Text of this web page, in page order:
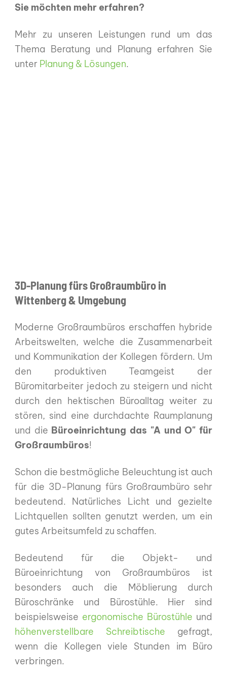
Sie möchten mehr erfahren?
Mehr zu unseren Leistungen rund um das
Thema Beratung und Planung erfahren Sie
unter Planung & Lösungen.
3D-Planung fürs Großraumbüro in
Wittenberg & Umgebung
Moderne Großraumbüros erschaffen hybride
Arbeitswelten, welche die Zusammenarbeit
und Kommunikation der Kollegen fördern. Um
den produktiven Teamgeist der
Büromitarbeiter jedoch zu steigern und nicht
durch den hektischen Büroalltag weiter zu
stören, sind eine durchdachte Raumplanung
und die Büroeinrichtung das "A und O" für
Großraumbüros!
Schon die bestmögliche Beleuchtung ist auch
für die 3D-Planung fürs Großraumbüro sehr
bedeutend. Natürliches Licht und gezielte
Lichtquellen sollten genutzt werden, um ein
gutes Arbeitsumfeld zu schaffen.
Bedeutend für die Objekt- und
Büroeinrichtung von Großraumbüros ist
besonders auch die Möblierung durch
Büroschränke und Bürostühle. Hier sind
beispielsweise ergonomische Bürostühle und
höhenverstellbare Schreibtische gefragt,
wenn die Kollegen viele Stunden im Büro
verbringen.